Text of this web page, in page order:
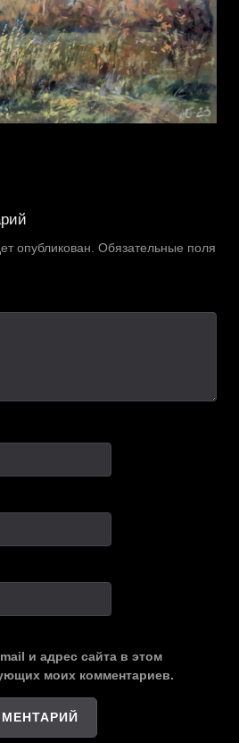
опубликован. Обязательные поля
и адрес сайта в этом
моих комментариев.